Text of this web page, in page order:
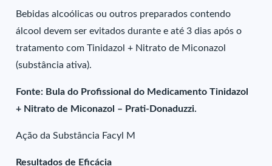
Bebidas alcoólicas ou outros preparados contendo
álcool devem ser evitados durante e até 3 dias após o
tratamento com Tinidazol + Nitrato de Miconazol
(substância ativa).
Fonte: Bula do Profissional do Medicamento Tinidazol
+ Nitrato de Miconazol – Prati-Donaduzzi.
Ação da Substância Facyl M
Resultados de Eficácia